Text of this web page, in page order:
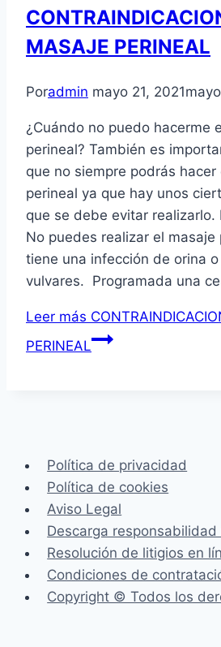
MASAJE PERINEAL
Poradmin mayo 21, 2021
¿Cuándo no puedo hacerme
perineal? También es
que no siempre podrás hacer
perineal ya que hay unos
que se debe evitar realizarlo.
No puedes realizar el masaje
tiene una infección de orina
vulvares. Programada una
Leer más
PERINEAL
Política de privacidad
Política de cookies
Aviso Legal
Descarga responsabilidad
Resolución de litigios en
Condiciones de
Copyright © Todos los